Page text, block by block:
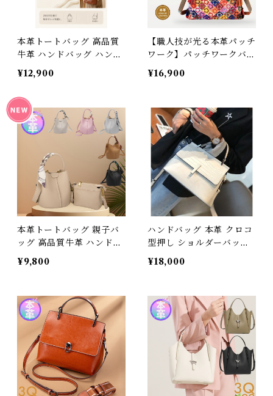
本革トートバッグ 高品質
牛革 ハンドバッグ ハンド
メイド 本革鞄 ショルダー
バック レディース 送料無
037_bz
¥12,900
【職人技が光る本革パッチ
ワーク】パッチワークバッ
グ レディース 本革 3way
ショルダーバッグ 大容量
サック 大人 通勤 通学 旅
行 おしゃれ 軽量 鞄 かば
ん レザーバッグ ギフト プ
レゼント 810445_qz
¥16,900
本革トートバッグ 親子バ
ッグ 高品質牛革 ハンドバ
ッグ ハンドメイド 本革鞄
ショルダーバック レディ
ゼント 746069_bz
¥9,800
ハンドバッグ 本革 クロコ
型押し ショルダーバッグ
レディース 2way 斜めが
け 大人 小さめ 牛革 フォ
クエア トートバッグ 通勤
セレモニー 結婚式 入園式
卒園式 ギフト プレゼント
3Qee 272103_ee
¥18,000